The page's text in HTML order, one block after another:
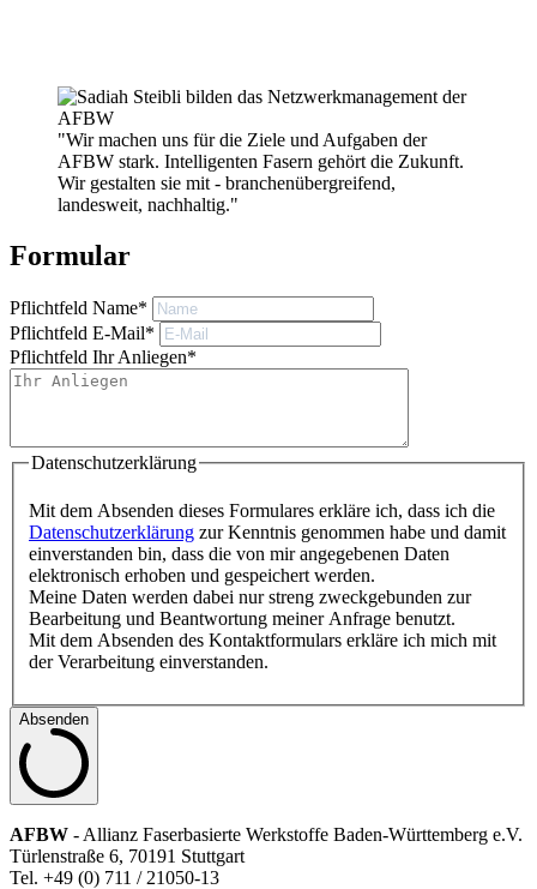
"Wir machen uns für die Ziele und Aufgaben der
AFBW stark. Intelligenten Fasern gehört die Zukunft.
Wir gestalten sie mit - branchenübergreifend,
landesweit, nachhaltig."
Formular
Pflichtfeld Name*
Pflichtfeld E-Mail*
Pflichtfeld Ihr Anliegen*
Datenschutzerklärung
Mit dem Absenden dieses Formulares erkläre ich, dass ich die
Datenschutzerklärung zur Kenntnis genommen habe und damit
einverstanden bin, dass die von mir angegebenen Daten
elektronisch erhoben und gespeichert werden.
Meine Daten werden dabei nur streng zweckgebunden zur
Bearbeitung und Beantwortung meiner Anfrage benutzt.
Mit dem Absenden des Kontaktformulars erkläre ich mich mit
der Verarbeitung einverstanden.
Absenden
AFBW - Allianz Faserbasierte Werkstoffe Baden-Württemberg e.V.
Türlenstraße 6, 70191 Stuttgart
Tel. +49 (0) 711 / 21050-13